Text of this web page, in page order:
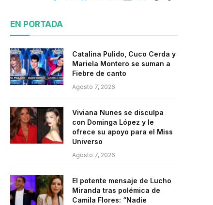
EN PORTADA
Catalina Pulido, Cuco Cerda y
Mariela Montero se suman a
Fiebre de canto
Agosto 7, 2026
Viviana Nunes se disculpa
con Dominga López y le
ofrece su apoyo para el Miss
Universo
Agosto 7, 2026
El potente mensaje de Lucho
Miranda tras polémica de
Camila Flores: “Nadie